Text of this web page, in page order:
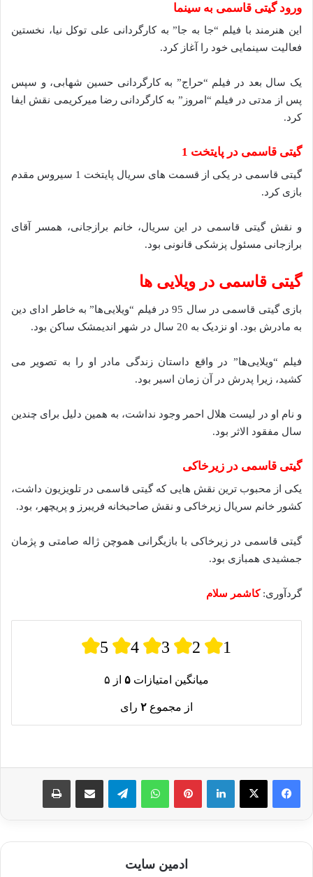
ورود گیتی قاسمی به سینما
این هنرمند با فیلم “جا به جا” به کارگردانی علی توکل نیا، نخستین
فعالیت سینمایی خود را آغاز کرد.
یک سال بعد در فیلم “حراج” به کارگردانی حسین شهابی، و سپس
پس از مدتی در فیلم “امروز” به کارگردانی رضا میرکریمی نقش ایفا
کرد.
گیتی قاسمی در پایتخت 1
گیتی قاسمی در یکی از قسمت های سریال پایتخت 1 سیروس مقدم
بازی کرد.
و نقش گیتی قاسمی در این سریال، خانم برازجانی، همسر آقای
برازجانی مسئول پزشکی قانونی بود.
گیتی قاسمی در ویلایی ها
بازی گیتی قاسمی در سال 95 در فیلم “ویلایی‌ها” به خاطر ادای دین
به مادرش بود. او نزدیک به 20 سال در شهر اندیمشک ساکن بود.
فیلم “ویلایی‌ها” در واقع داستان زندگی مادر او را به تصویر می‌
کشید، زیرا پدرش در آن زمان اسیر بود.
و نام او در لیست هلال احمر وجود نداشت، به همین دلیل برای چندین
سال مفقود الاثر بود.
گیتی قاسمی در زیرخاکی
یکی از محبوب ترین نقش هایی که گیتی قاسمی در تلویزیون داشت،
کشور خانم سریال زیرخاکی و نقش صاحبخانه فریبرز و پریچهر، بود.
گیتی قاسمی در زیرخاکی با بازیگرانی هموچن ژاله صامتی و پژمان
جمشیدی همبازی بود.
گردآوری:کاشمر سلام
5 4 3 2 1
میانگین امتیازات ۵ از ۵
از مجموع ۲ رای
لینکدین پینترستواتس آپ تلگرام اشتراک گذاری از طریق ایمیل چاپ
ادمین سایت